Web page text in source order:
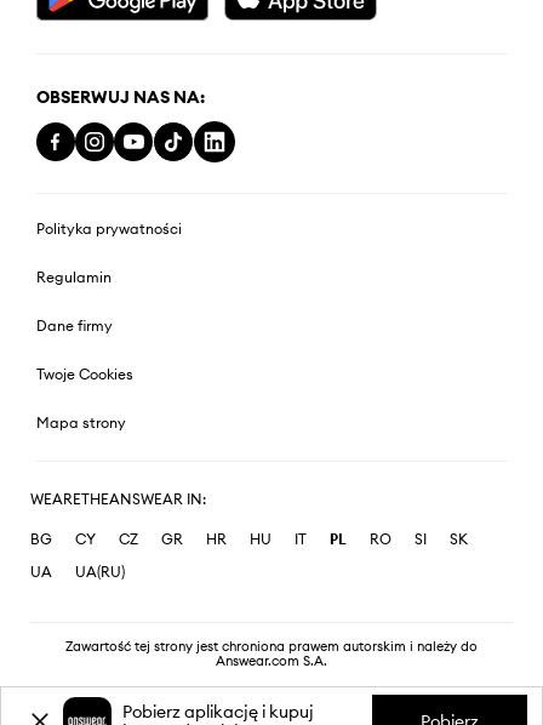
OBSERWUJ NAS NA:
Polityka prywatności
Regulamin
Dane firmy
Twoje Cookies
Mapa strony
WEARETHEANSWEAR IN:
BG CY CZ GR HR HU IT PL RO SI
SK
UA
UA(RU)
Zawartość tej strony jest chroniona prawem autorskim i należy do
Answear.com S.A.
Pobierz aplikację i kupuj